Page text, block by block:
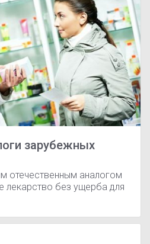
зарубежных
отечественным аналогом
лекарство без ущерба для